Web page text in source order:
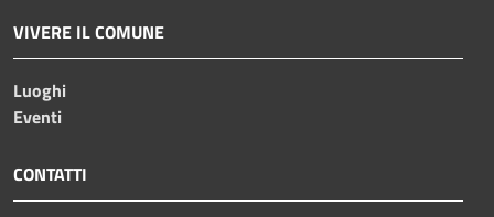
VIVERE IL COMUNE
Luoghi
Eventi
CONTATTI